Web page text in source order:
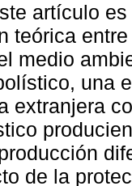
artículo
teórica
medio
una
extranjera
de la